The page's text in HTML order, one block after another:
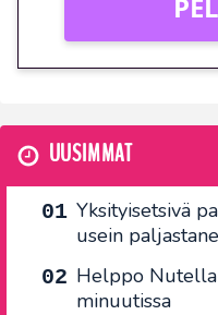
UUSIMMAT
Yksityisetsivä
usein
Helppo
minuutissa